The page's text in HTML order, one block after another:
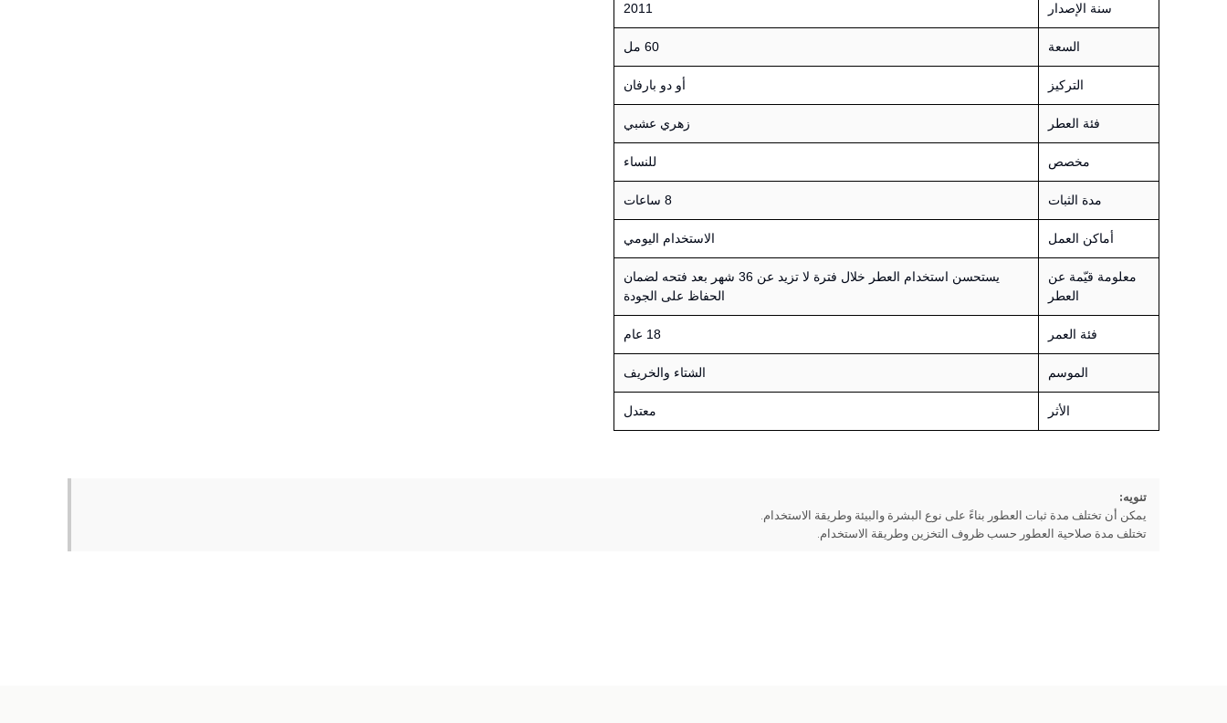
سنة الإصدار 2011
السعة 60 مل
التركيز أو دو بارفان
فئة العطر زهري عشبي
مخصص للنساء
مدة الثبات 8 ساعات
أماكن العمل الاستخدام اليومي
معلومة قيّمة عن
العطر
يستحسن استخدام العطر خلال فترة لا تزيد عن 36 شهر بعد فتحه لضمان
الحفاظ على الجودة
فئة العمر 18 عام
الموسم الشتاء والخريف
الأثر معتدل
تنويه:
يمكن أن تختلف مدة ثبات العطور بناءً على نوع البشرة والبيئة وطريقة الاستخدام.
تختلف مدة صلاحية العطور حسب ظروف التخزين وطريقة الاستخدام.